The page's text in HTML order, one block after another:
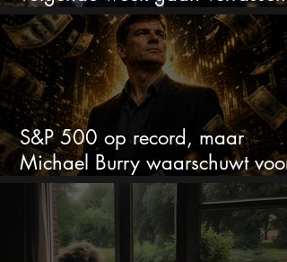
met de kwartaalcijfers
S&P 500 op record, maar
Michael Burry waarschuwt voor
crash zoals in 1987